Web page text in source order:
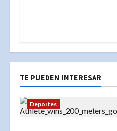
TE PUEDEN INTERESAR
Deportes